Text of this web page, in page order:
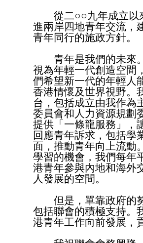
從二○○九年成立以
進兩岸四地青年交流，
青年同行的施政方針。
青年是我們的未來。
視為年輕一代創造空間
們希望新一代的年輕人
香港情懷及世界視野。
台，包括成立由我作為
委員會和人力資源規劃
提供「一條龍服務」，
回應青年訴求，包括學
面，推動青年向上流動
學習的機會，我們每年
港青年參與內地和海外
人發展的空間。
但是，單靠政府的努
包括聯會的積極支持。
港青年工作向前發展，